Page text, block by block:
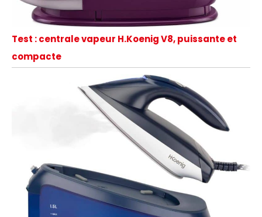
Test : centrale vapeur H.Koenig V8, puissante et
compacte